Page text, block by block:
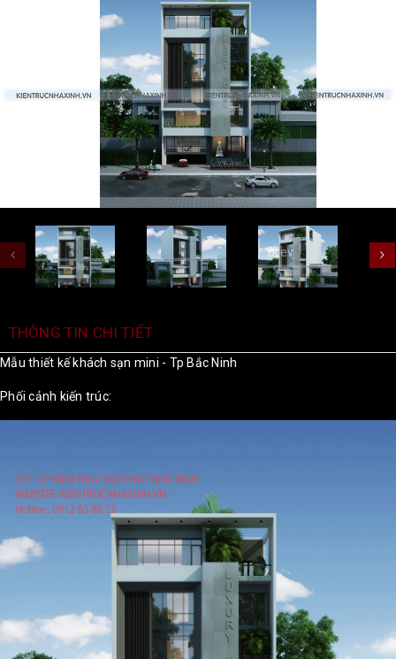
prev
THÔNG TIN CHI TIẾT
Mẫu thiết kế khách sạn mini - Tp Bắc Ninh
Phối cảnh kiến trúc: